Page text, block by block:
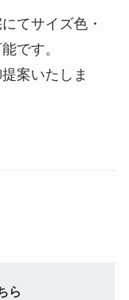
てサイズ色・
です。
案いたしま
ら